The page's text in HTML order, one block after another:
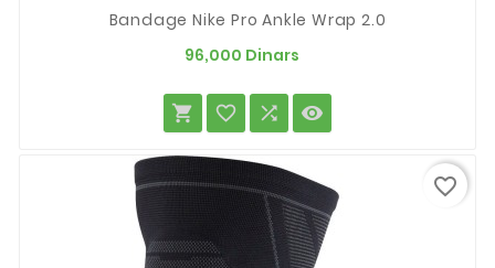
Bandage Nike Pro Ankle Wrap 2.0
96,000 Dinars
   
favorite_border